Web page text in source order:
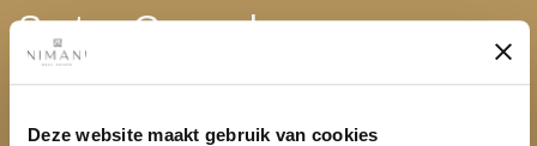
Deze website maakt gebruik van cookies
Soto Grande
Geïnteresseerd? Vraag een gratis adviesgesprek aan voor